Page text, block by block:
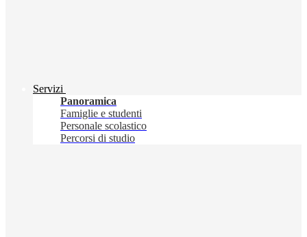
Servizi
Panoramica
Famiglie e studenti
Personale scolastico
Percorsi di studio